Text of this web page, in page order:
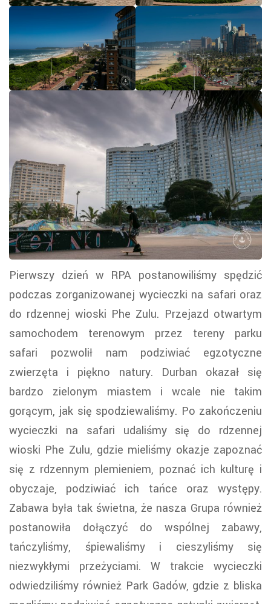
Pierwszy dzień w RPA postanowiliśmy spędzić
podczas zorganizowanej wycieczki na safari oraz
do rdzennej wioski Phe Zulu. Przejazd otwartym
samochodem terenowym przez tereny parku
safari pozwolił nam podziwiać egzotyczne
zwierzęta i piękno natury. Durban okazał się
bardzo zielonym miastem i wcale nie takim
gorącym, jak się spodziewaliśmy. Po zakończeniu
wycieczki na safari udaliśmy się do rdzennej
wioski Phe Zulu, gdzie mieliśmy okazje zapoznać
się z rdzennym plemieniem, poznać ich kulturę i
obyczaje, podziwiać ich tańce oraz występy.
Zabawa była tak świetna, że nasza Grupa również
postanowiła dołączyć do wspólnej zabawy,
tańczyliśmy, śpiewaliśmy i cieszyliśmy się
niezwykłymi przeżyciami. W trakcie wycieczki
odwiedziliśmy również Park Gadów, gdzie z bliska